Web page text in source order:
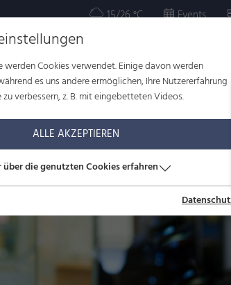
15/26 °C Events
WOHLBEFINDEN FAMILIE SERVICE
werden Cookies verwendet. Einige davon werden
es uns andere ermöglichen, Ihre Nutzererfahrung
verbessern, z. B. mit eingebetteten Videos.
ALLE AKZEPTIEREN
über die genutzten Cookies erfahren